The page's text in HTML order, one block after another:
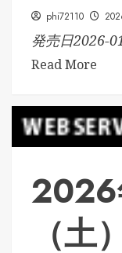
phi72110
発売日2026-
Read More
2026
（土